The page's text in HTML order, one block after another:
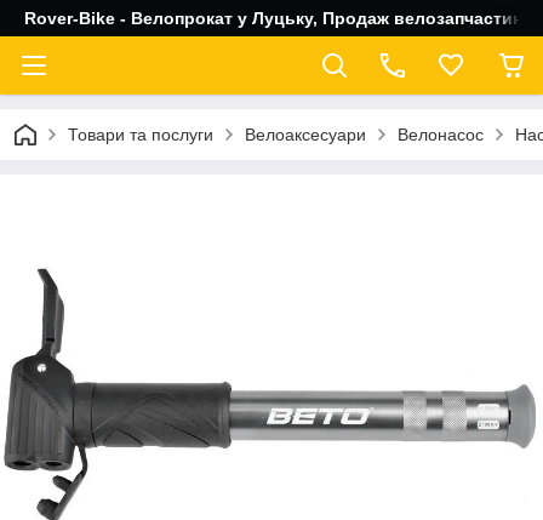
Rover-Bike - Велопрокат у Луцьку, Продаж велозапчастин,
Товари та послуги Велоаксесуари Велонасос